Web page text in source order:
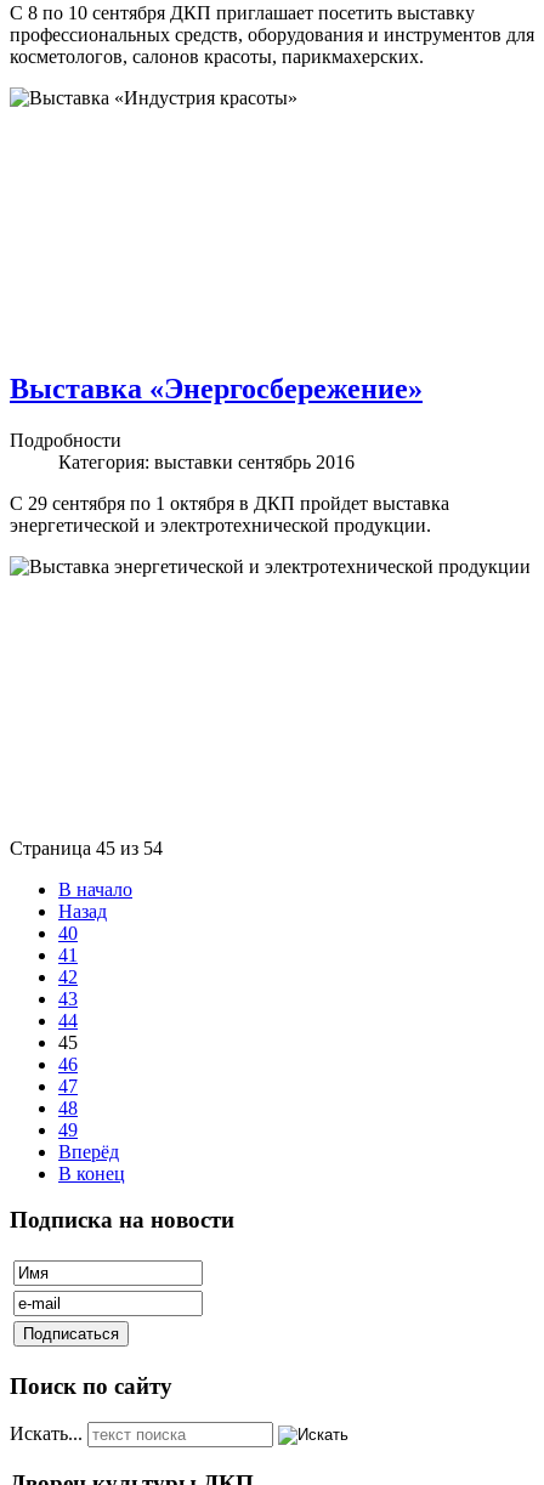
С 8 по 10 сентября ДКП приглашает посетить выставку
профессиональных средств, оборудования и инструментов для
косметологов, салонов красоты, парикмахерских.
Выставка «Энергосбережение»
Подробности
Категория: выставки сентябрь 2016
С 29 сентября по 1 октября в ДКП пройдет выставка
энергетической и электротехнической продукции.
Страница 45 из 54
В начало
Назад
40
41
42
43
44
45
46
47
48
49
Вперёд
В конец
Подписка на новости
Поиск по сайту
Искать...